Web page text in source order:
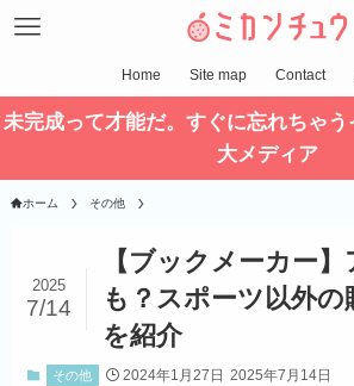
Home Site map Contact
未完成って才能だ。すぐに忘れちゃ
大メディア
ホーム その他
【ブックメーカー
も？スポーツ以外の
を紹介
2025
7/14
その他 2024年1月27日 2025年7月14日